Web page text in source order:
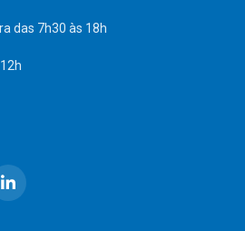
das 7h30 às 18h